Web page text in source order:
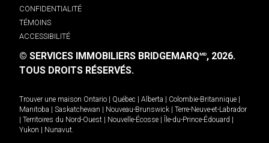
CONFIDENTIALITÉ
TÉMOINS
ACCESSIBILITÉ
© SERVICES IMMOBILIERS BRIDGEMARQMD, 2026.
TOUS DROITS RÉSERVÉS.
Trouver une maison Ontario Québec Alberta Colombie-Britannique
Manitoba
Saskatchewan Nouveau-Brunswick
Terre-Neuve-et-Labrador
Territoires du Nord-Ouest Nouvelle-Écosse Île-du-Prince-Édouard
Yukon
Nunavut.